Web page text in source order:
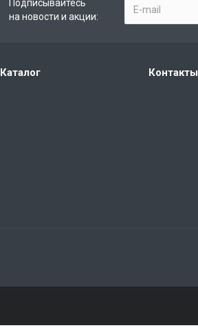
Подписывайтесь
на новости и акции:
Каталог Контакты